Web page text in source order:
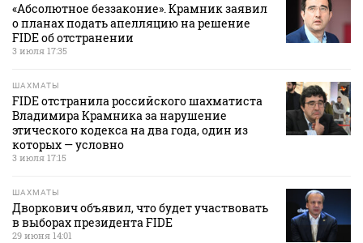
«Абсолютное беззаконие». Крамник заявил
о планах подать апелляцию на решение
FIDE об отстранении
3 июля 17:35
ШАХМАТЫ
FIDE отстранила российского шахматиста
Владимира Крамника за нарушение
этического кодекса на два года, один из
которых — условно
3 июля 17:15
ШАХМАТЫ
Дворкович объявил, что будет участвовать
в выборах президента FIDE
29 июня 14:01